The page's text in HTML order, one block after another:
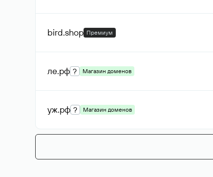
bird.shop Премиум
ле.рф ? Магазин доменов
уж.рф ? Магазин доменов